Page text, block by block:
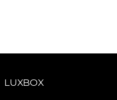
LUXBOX